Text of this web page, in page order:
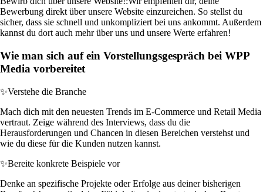
Bewerbung direkt über unsere Website einzureichen. So stellst du
sicher, dass sie schnell und unkompliziert bei uns ankommt. Außerdem
kannst du dort auch mehr über uns und unsere Werte erfahren!
Wie man sich auf ein Vorstellungsgespräch bei WPP
Media vorbereitet
✨Verstehe die Branche
Mach dich mit den neuesten Trends im E-Commerce und Retail Media
vertraut. Zeige während des Interviews, dass du die
Herausforderungen und Chancen in diesen Bereichen verstehst und
wie du diese für die Kunden nutzen kannst.
✨Bereite konkrete Beispiele vor
Denke an spezifische Projekte oder Erfolge aus deiner bisherigen